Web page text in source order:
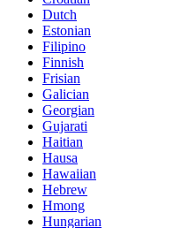
Dutch
Estonian
Filipino
Finnish
Frisian
Galician
Georgian
Gujarati
Haitian
Hausa
Hawaiian
Hebrew
Hmong
Hungarian